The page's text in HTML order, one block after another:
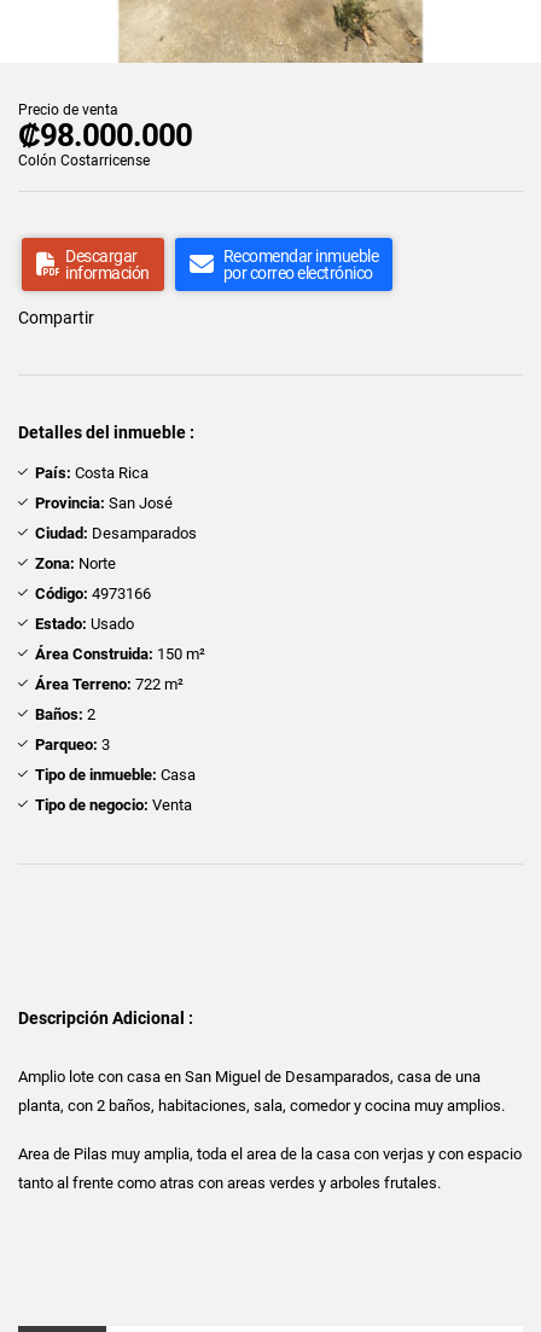
Precio de venta
₡98.000.000
Colón Costarricense
Descargar
información
Recomendar inmueble
por correo electrónico
Compartir
Detalles del inmueble :
País: Costa Rica
Provincia: San José
Ciudad: Desamparados
Zona: Norte
Código: 4973166
Estado: Usado
Área Construida: 150 m²
Área Terreno: 722 m²
Baños: 2
Parqueo: 3
Tipo de inmueble: Casa
Tipo de negocio: Venta
Descripción Adicional :
Amplio lote con casa en San Miguel de Desamparados, casa de una
planta, con 2 baños, habitaciones, sala, comedor y cocina muy amplios.
Area de Pilas muy amplia, toda el area de la casa con verjas y con espacio
tanto al frente como atras con areas verdes y arboles frutales.